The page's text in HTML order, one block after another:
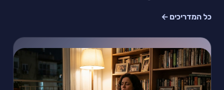
כל המדריכים ←